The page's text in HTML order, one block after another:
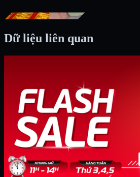
Dữ liệu liên quan